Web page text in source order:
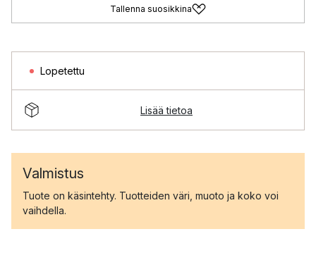
Tallenna suosikkina
Lopetettu
Lisää tietoa
Valmistus
Tuote on käsintehty. Tuotteiden väri, muoto ja koko voi
vaihdella.